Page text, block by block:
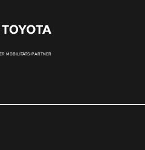
MOBILITÄTS-PARTNER